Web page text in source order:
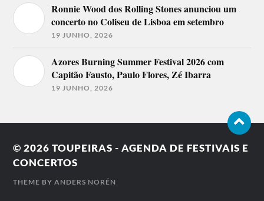
Ronnie Wood dos Rolling Stones anunciou um
concerto no Coliseu de Lisboa em setembro
19 JUNHO, 2026
Azores Burning Summer Festival 2026 com
Capitão Fausto, Paulo Flores, Zé Ibarra
19 JUNHO, 2026
© 2026TOUPEIRAS - AGENDA DE FESTIVAIS E
CONCERTOS
THEME BYANDERS NORÉN